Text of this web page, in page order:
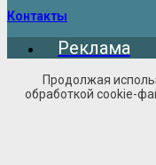
Контакты
Реклама
Продолжая
обработкой cookie-